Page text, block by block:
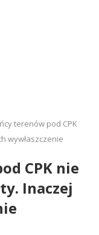
terenów pod CPK
wywłaszczenie
CPK nie
Inaczej